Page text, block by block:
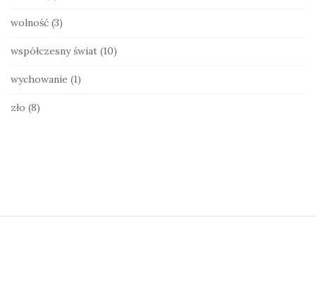
wolność (3)
współczesny świat (10)
wychowanie (1)
zło (8)